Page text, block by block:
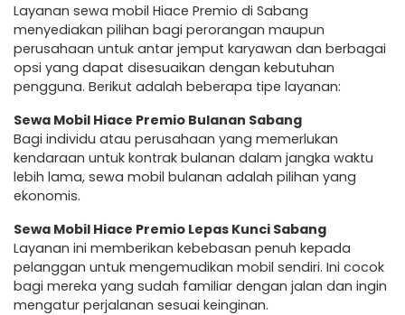
Layanan sewa mobil Hiace Premio di Sabang
menyediakan pilihan bagi perorangan maupun
perusahaan untuk antar jemput karyawan dan berbagai
opsi yang dapat disesuaikan dengan kebutuhan
pengguna. Berikut adalah beberapa tipe layanan:
Sewa Mobil Hiace Premio Bulanan Sabang
Bagi individu atau perusahaan yang memerlukan
kendaraan untuk kontrak bulanan dalam jangka waktu
lebih lama, sewa mobil bulanan adalah pilihan yang
ekonomis.
Sewa Mobil Hiace Premio Lepas Kunci Sabang
Layanan ini memberikan kebebasan penuh kepada
pelanggan untuk mengemudikan mobil sendiri. Ini cocok
bagi mereka yang sudah familiar dengan jalan dan ingin
mengatur perjalanan sesuai keinginan.